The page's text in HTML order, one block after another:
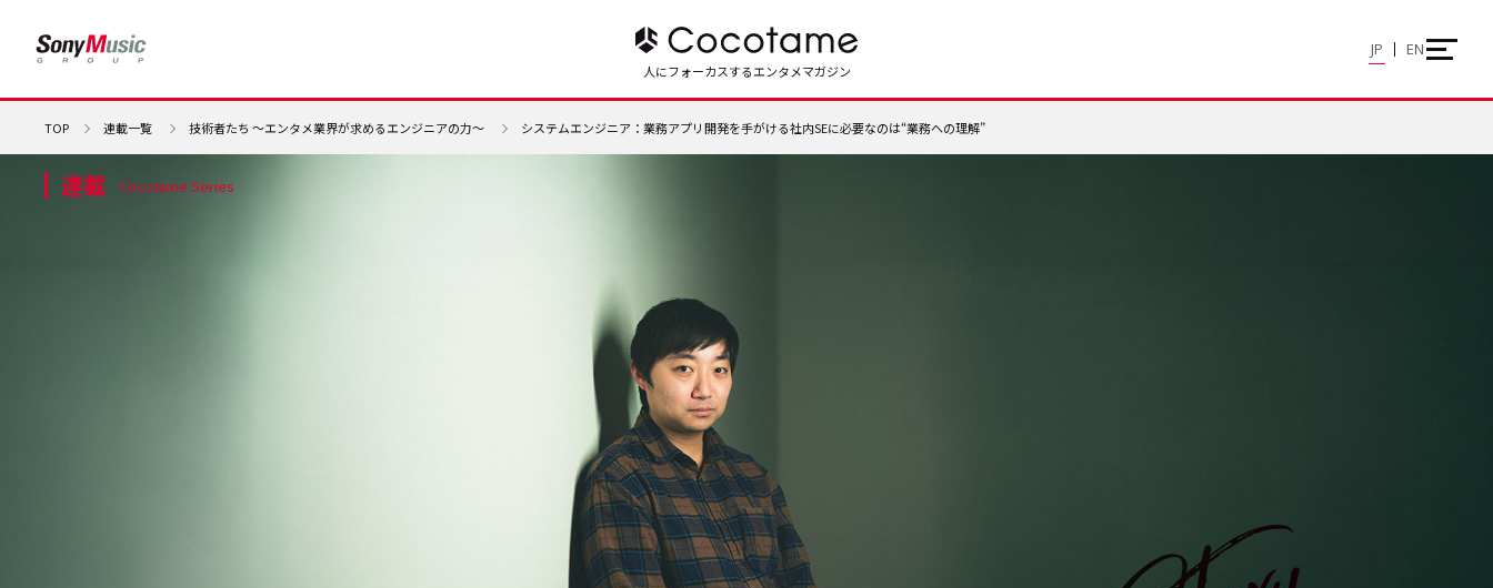
人にフォーカスするエンタメマガジン
JP EN
TOP 連載一覧 技術者たち ～エンタメ業界が求めるエンジニアの力～ システムエンジニア：業務アプリ開発を手がける社内SEに必要なのは“業務への理解”
連載 Cocotame Series